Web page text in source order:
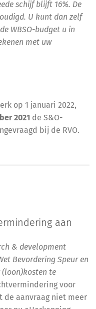
schijf blijft 16%. De
U kunt dan zelf
WBSO-budget u in
met uw
op 1 januari 2022,
2021 de S&O-
bij de RVO.
aan
& development
Bevordering Speur en
(loon)kosten te
voor
de aanvraag niet meer